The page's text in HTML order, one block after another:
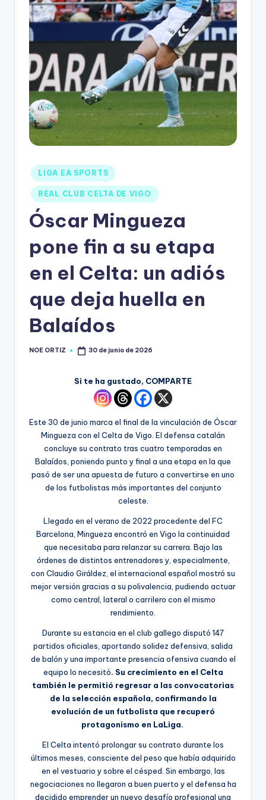
LIGA EA SPORTS
REAL CLUB CELTA DE VIGO
Óscar Mingueza
pone fin a su etapa
en el Celta: un adiós
que deja huella en
Balaídos
NOE ORTIZ 30 de junio de 2026
Si te ha gustado, COMPARTE
Este 30 de junio marca el final de la vinculación de Óscar
Mingueza con el Celta de Vigo. El defensa catalán
concluye su contrato tras cuatro temporadas en
Balaídos, poniendo punto y final a una etapa en la que
pasó de ser una apuesta de futuro a convertirse en uno
de los futbolistas más importantes del conjunto
celeste.
Llegado en el verano de 2022 procedente del FC
Barcelona, Mingueza encontró en Vigo la continuidad
que necesitaba para relanzar su carrera. Bajo las
órdenes de distintos entrenadores y, especialmente,
con Claudio Giráldez, el internacional español mostró su
mejor versión gracias a su polivalencia, pudiendo actuar
como central, lateral o carrilero con el mismo
rendimiento.
Durante su estancia en el club gallego disputó 147
partidos oficiales, aportando solidez defensiva, salida
de balón y una importante presencia ofensiva cuando el
equipo lo necesitó. Su crecimiento en el Celta
también le permitió regresar a las convocatorias
de la selección española, confirmando la
evolución de un futbolista que recuperó
protagonismo en LaLiga.
El Celta intentó prolongar su contrato durante los
últimos meses, consciente del peso que había adquirido
en el vestuario y sobre el césped. Sin embargo, las
negociaciones no llegaron a buen puerto y el defensa ha
decidido emprender un nuevo desafío profesional una